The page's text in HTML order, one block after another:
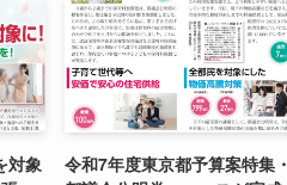
対象
令和7年度東京都予算案特集・